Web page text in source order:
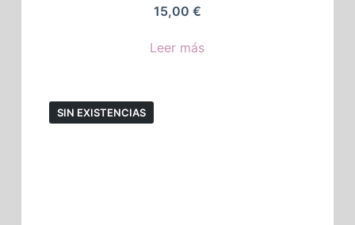
15,00 €
Leer más
SIN EXISTENCIAS